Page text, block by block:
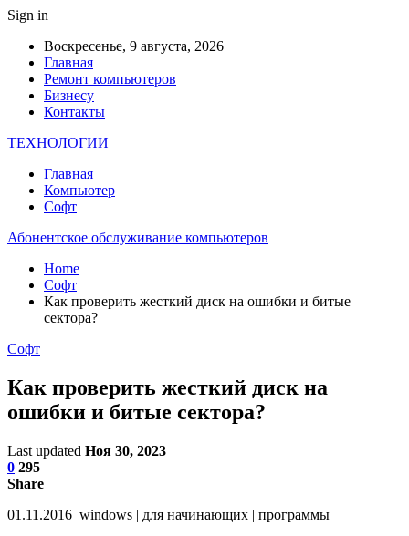
Sign in
Воскресенье, 9 августа, 2026
Главная
Ремонт компьютеров
Бизнесу
Контакты
ТЕХНОЛОГИИ
Главная
Компьютер
Софт
Абонентское обслуживание компьютеров
Home
Софт
Как проверить жесткий диск на ошибки и битые
сектора?
Софт
Как проверить жесткий диск на
ошибки и битые сектора?
Last updated Ноя 30, 2023
0 295
Share
01.11.2016 windows | для начинающих | программы